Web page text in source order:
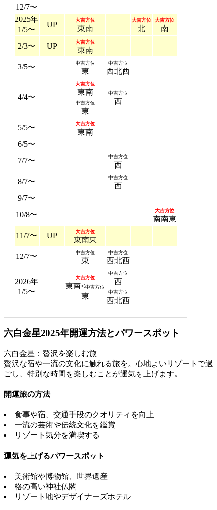
12/7〜
2025年
1/5〜
UP
大吉方位
東南
大吉方位
北
大吉方位
南
2/3〜 UP 大吉方位
東南
3/5〜
中吉方位
東
中吉方位
西北西
4/4〜
大吉方位
東南
中吉方位
東
中吉方位
西
5/5〜 大吉方位
東南
6/5〜
7/7〜
中吉方位
西
8/7〜
中吉方位
西
9/7〜
10/8〜
大吉方位
南南東
11/7〜
UP 大吉方位
東南東
12/7〜
中吉方位
東
中吉方位
西北西
2026年
1/5〜
大吉方位
東南<中吉方位
東
中吉方位
西
中吉方位
西北西
六白金星2025年開運方法とパワースポット
六白金星：贅沢を楽しむ旅
贅沢な宿や一流の文化に触れる旅を。心地よいリゾートで過
ごし、特別な時間を楽しむことが運気を上げます。
開運旅の方法
食事や宿、交通手段のクオリティを向上
一流の芸術や伝統文化を鑑賞
リゾート気分を満喫する
運気を上げるパワースポット
美術館や博物館、世界遺産
格の高い神社仏閣
リゾート地やデザイナーズホテル